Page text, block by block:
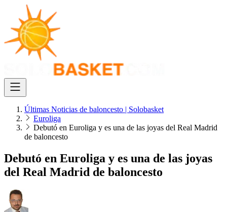
Últimas Noticias de baloncesto | Solobasket
Euroliga
Debutó en Euroliga y es una de las joyas del Real Madrid
de baloncesto
Debutó en Euroliga y es una de las joyas
del Real Madrid de baloncesto